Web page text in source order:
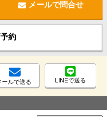
メールで問合せ
約
ールで送る LINEで送る